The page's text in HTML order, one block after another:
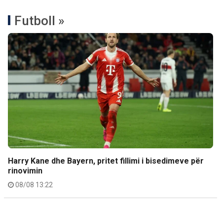
Futboll »
Harry Kane dhe Bayern, pritet fillimi i bisedimeve për
rinovimin
08/08 13:22